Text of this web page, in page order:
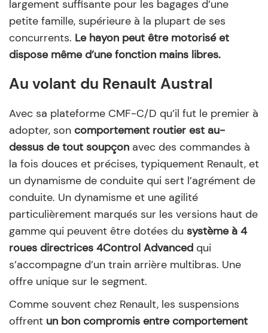
largement suffisante pour les bagages d’une
petite famille, supérieure à la plupart de ses
concurrents. Le hayon peut être motorisé et
dispose même d’une fonction mains libres.
Au volant du Renault Austral
Avec sa plateforme CMF-C/D qu’il fut le premier à
adopter, son comportement routier est au-
dessus de tout soupçon avec des commandes à
la fois douces et précises, typiquement Renault, et
un dynamisme de conduite qui sert l’agrément de
conduite. Un dynamisme et une agilité
particulièrement marqués sur les versions haut de
gamme qui peuvent être dotées du système à 4
roues directrices 4Control Advanced qui
s’accompagne d’un train arrière multibras. Une
offre unique sur le segment.
Comme souvent chez Renault, les suspensions
offrent un bon compromis entre comportement